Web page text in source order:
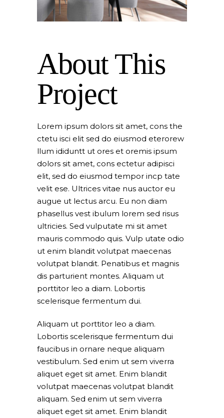
About This
Project
Lorem ipsum dolors sit amet, cons the
ctetu isci elit sed do eiusmod eterorew
llum ididuntt ut ores et oremis ipsum
dolors sit amet, cons ectetur adipisci
elit, sed do eiusmod tempor incp tate
velit ese. Ultrices vitae nus auctor eu
augue ut lectus arcu. Eu non diam
phasellus vest ibulum lorem sed risus
ultricies. Sed vulputate mi sit amet
mauris commodo quis. Vulp utate odio
ut enim blandit volutpat maecenas
volutpat blandit. Penatibus et magnis
dis parturient montes. Aliquam ut
porttitor leo a diam. Lobortis
scelerisque fermentum dui.
Aliquam ut porttitor leo a diam.
Lobortis scelerisque fermentum dui
faucibus in ornare neque aliquam
vestibulum. Sed enim ut sem viverra
aliquet eget sit amet. Enim blandit
volutpat maecenas volutpat blandit
aliquam. Sed enim ut sem viverra
aliquet eget sit amet. Enim blandit